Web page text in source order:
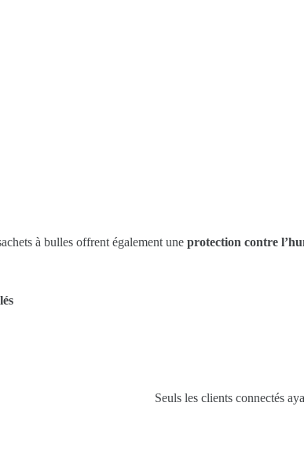
à bulles offrent également une protection contre
Seuls les clients connectés